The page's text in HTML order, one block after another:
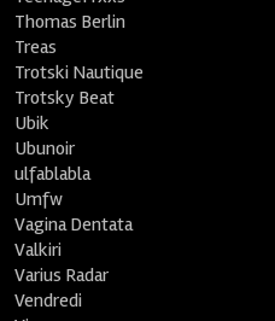
Thomas Berlin
Treas
Trotski Nautique
Trotsky Beat
Ubik
Ubunoir
ulfablabla
Umfw
Vagina Dentata
Valkiri
Varius Radar
Vendredi